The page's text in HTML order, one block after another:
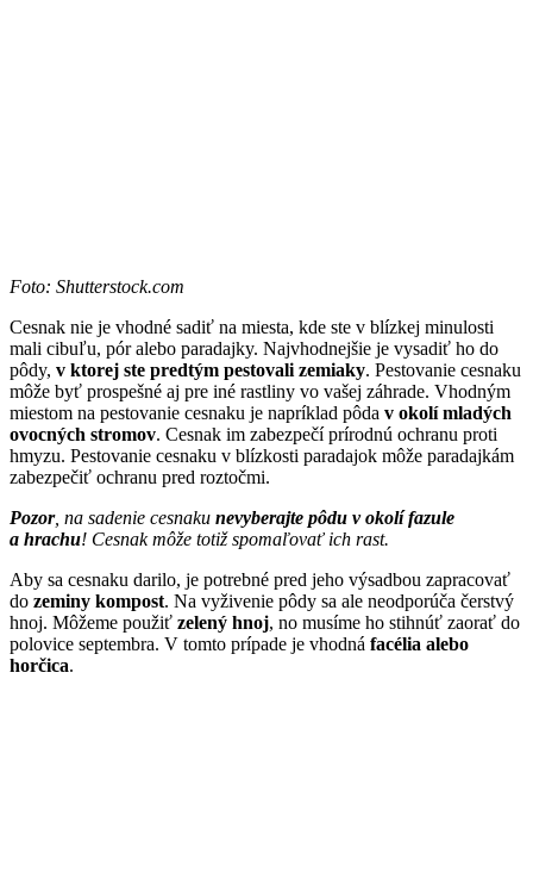
Foto: Shutterstock.com
Cesnak nie je vhodné sadiť na miesta, kde ste v blízkej minulosti
mali cibuľu, pór alebo paradajky. Najvhodnejšie je vysadiť ho do
pôdy, v ktorej ste predtým pestovali zemiaky. Pestovanie cesnaku
môže byť prospešné aj pre iné rastliny vo vašej záhrade. Vhodným
miestom na pestovanie cesnaku je napríklad pôda v okolí mladých
ovocných stromov. Cesnak im zabezpečí prírodnú ochranu proti
hmyzu. Pestovanie cesnaku v blízkosti paradajok môže paradajkám
zabezpečiť ochranu pred roztočmi.
Pozor, na sadenie cesnaku nevyberajte pôdu v okolí fazule
a hrachu! Cesnak môže totiž spomaľovať ich rast.
Aby sa cesnaku darilo, je potrebné pred jeho výsadbou zapracovať
do zeminy kompost. Na vyživenie pôdy sa ale neodporúča čerstvý
hnoj. Môžeme použiť zelený hnoj, no musíme ho stihnúť zaorať do
polovice septembra. V tomto prípade je vhodná facélia alebo
horčica.